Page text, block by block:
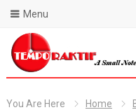
Blog Temporaktif
Menu
You Are Here Home